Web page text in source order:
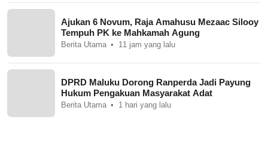
Ajukan 6 Novum, Raja Amahusu Mezaac Silooy
Tempuh PK ke Mahkamah Agung
Berita Utama 11 jam yang lalu
DPRD Maluku Dorong Ranperda Jadi Payung
Hukum Pengakuan Masyarakat Adat
Berita Utama 1 hari yang lalu